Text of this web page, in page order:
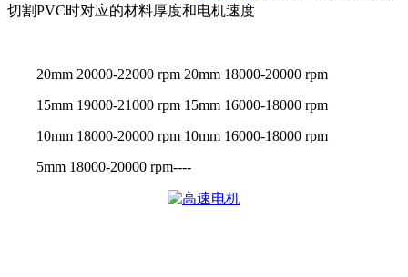
切割PVC时对应的材料厚度和电机速度
20mm 20000-22000 rpm 20mm 18000-20000 rpm
15mm 19000-21000 rpm 15mm 16000-18000 rpm
10mm 18000-20000 rpm 10mm 16000-18000 rpm
5mm 18000-20000 rpm----